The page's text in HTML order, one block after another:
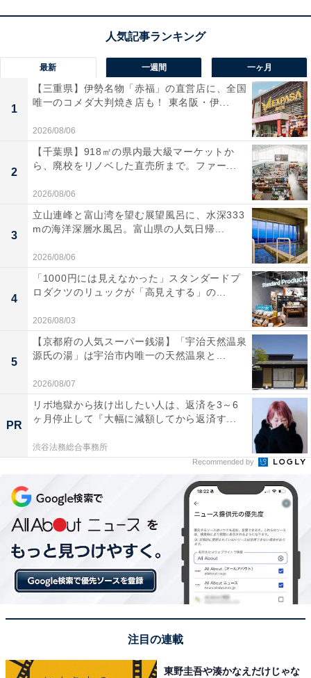
最新 一週間 一ヶ月
1
【三重県】伊勢名物「赤福」の直営店に、全国
唯一のコメダ大判焼き店も！ 東名阪・伊...
2026/08/06
2
【千葉県】918㎡の県内最大級マーケットか
ら、廃校をリノベした直売所まで。ファー...
2026/08/06
3
立山連峰と富山湾を望む展望風呂に、水深333
mの海洋深層水風呂。富山県の人気日帰...
2026/08/06
4
「1000円には見えなかった」スタンダードプ
ロダクツのリュックが「高見えする」の...
2026/08/03
5
【京都府の人気スーパー銭湯】「宇治天然温泉
源氏の湯」は宇治市内唯一の天然温泉と...
2026/08/07
PR
リボ地獄から抜け出したい人は、返済を3～6
ヶ月停止して『大幅に減額してから返済す...
渋谷法務総合事務所
Recommended by
注目の連載
東野圭吾や湊かなえだけじゃな